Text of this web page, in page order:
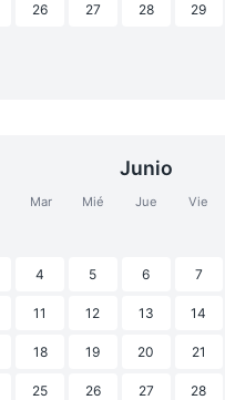
26 27 28 29
Junio
Mar Mié Jue Vie
4 5 6 7
11 12 13 14
18 19 20 21
25 26 27 28